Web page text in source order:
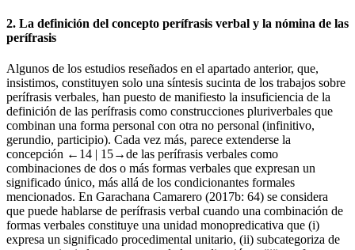
2. La definición del concepto perífrasis verbal y la nómina de las
perífrasis
Algunos de los estudios reseñados en el apartado anterior, que,
insistimos, constituyen solo una síntesis sucinta de los trabajos sobre
perífrasis verbales, han puesto de manifiesto la insuficiencia de la
definición de las perífrasis como construcciones pluriverbales que
combinan una forma personal con otra no personal (infinitivo,
gerundio, participio). Cada vez más, parece extenderse la
concepción ←14 | 15→de las perífrasis verbales como
combinaciones de dos o más formas verbales que expresan un
significado único, más allá de los condicionantes formales
mencionados. En Garachana Camarero (2017b: 64) se considera
que puede hablarse de perífrasis verbal cuando una combinación de
formas verbales constituye una unidad monopredicativa que (i)
expresa un significado procedimental unitario, (ii) subcategoriza de